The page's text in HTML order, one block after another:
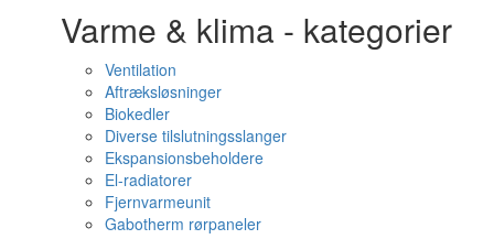
Varme & klima - kategorier
Ventilation
Aftræksløsninger
Biokedler
Diverse tilslutningsslanger
Ekspansionsbeholdere
El-radiatorer
Fjernvarmeunit
Gabotherm rørpaneler